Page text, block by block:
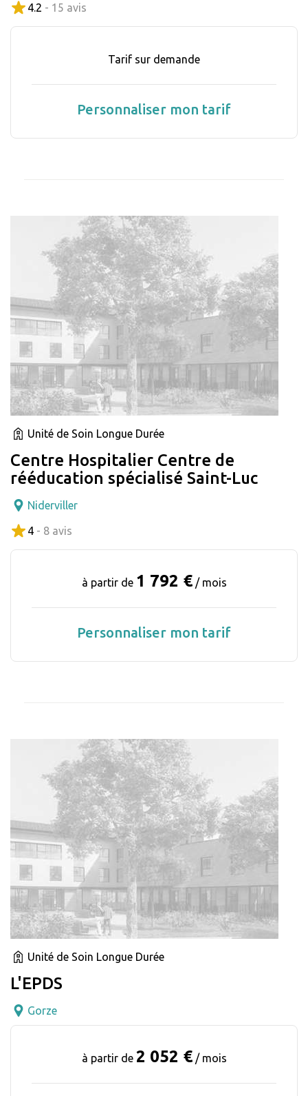
4.2 - 15 avis
Tarif sur demande
Personnaliser mon tarif
Unité de Soin Longue Durée
Centre Hospitalier Centre de
rééducation spécialisé Saint-Luc
Niderviller
4 - 8 avis
à partir de 1 792 € / mois
Personnaliser mon tarif
Unité de Soin Longue Durée
L'EPDS
Gorze
à partir de 2 052 € / mois